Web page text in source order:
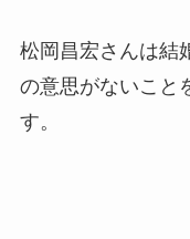
松岡昌宏さんは結
の意思がないこと
す。